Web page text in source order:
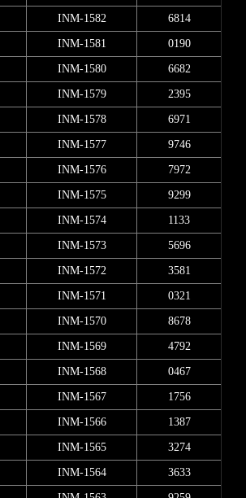
INM-1582 6814
INM-1581 0190
INM-1580 6682
INM-1579 2395
INM-1578 6971
INM-1577 9746
INM-1576 7972
INM-1575 9299
INM-1574 1133
INM-1573 5696
INM-1572 3581
INM-1571 0321
INM-1570 8678
INM-1569 4792
INM-1568 0467
INM-1567 1756
INM-1566 1387
INM-1565 3274
INM-1564 3633